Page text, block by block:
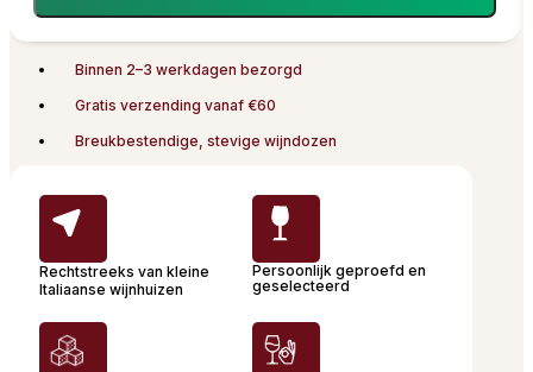
Binnen 2–3 werkdagen bezorgd
Gratis verzending vanaf €60
Breukbestendige, stevige wijndozen
Rechtstreeks van kleine
Italiaanse wijnhuizen
Persoonlijk geproefd en
geselecteerd